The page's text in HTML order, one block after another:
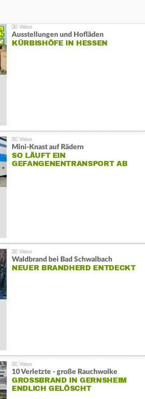
Ausstellungen und Hofläden
KÜRBISHÖFE IN HESSEN
Mini-Knast auf Rädern
SO LÄUFT EIN
GEFANGENENTRANSPORT AB
Waldbrand bei Bad Schwalbach
NEUER BRANDHERD ENTDECKT
10 Verletzte - große Rauchwolke
GROSSBRAND IN GERNSHEIM E
NDLICH GELÖSCHT